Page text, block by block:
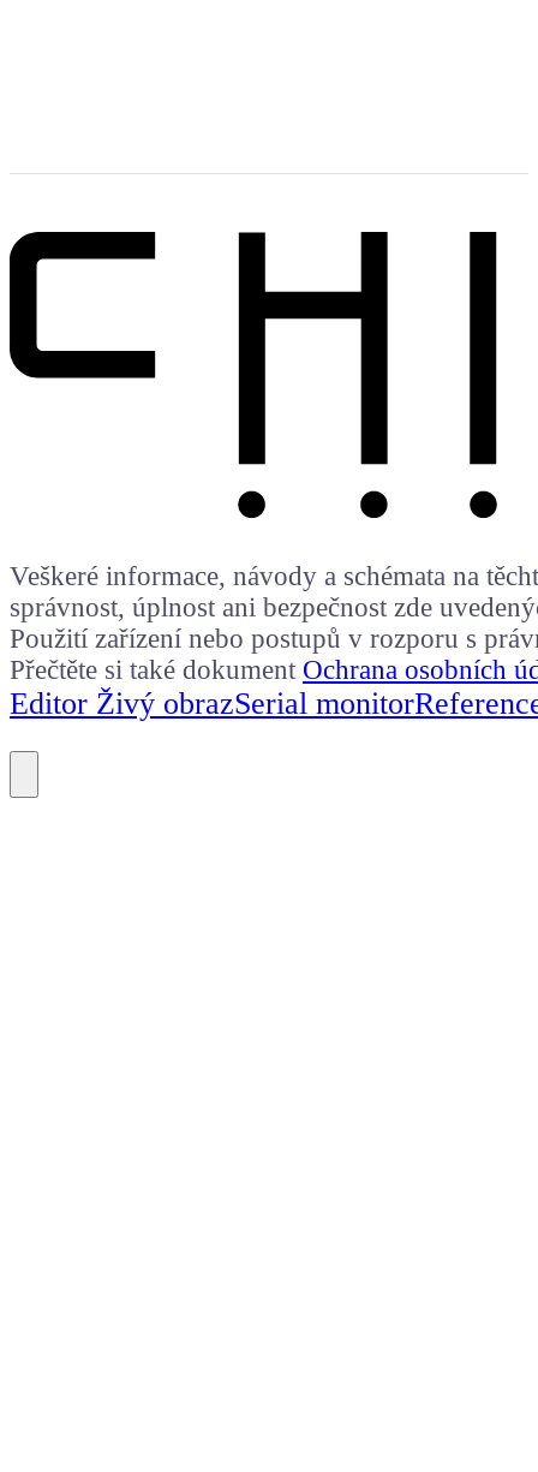
Veškeré informace, návody a schémata na
správnost, úplnost ani bezpečnost zde
Použití zařízení nebo postupů v rozporu s
Přečtěte si také dokument Ochrana osobních
Editor Živý obrazSerial monitor